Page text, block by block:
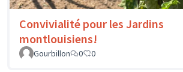
Convivialité pour les Jardins
montlouisiens!
Gourbillon
0 0